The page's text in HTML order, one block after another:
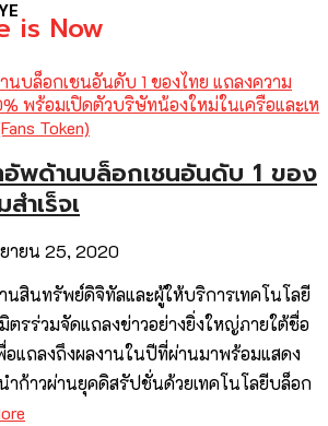
is Now
พด้านบล็อกเชนอันดับ 1 ของ
ำเร็จเ
ายน 25, 2020
สินทรัพย์ดิจิทัลและผู้ให้บริการเทคโนโลยี
รร่วมจัดแถลงข่าวอย่างยิ่งใหญ่ภายใต้ชื่อ
พื่อแถลงถึงผลงานในปีที่ผ่านมาพร้อมแสดง
ำก้าวผ่านยุคดิสรัปชั่นด้วยเทคโนโลยีบล็อก